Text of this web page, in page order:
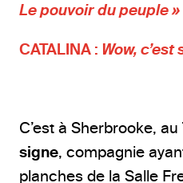
Le pouvoir du peuple »
CATALINA : Wow,
C’est à Sherbrooke, au
signe, compagnie
planches de la Salle